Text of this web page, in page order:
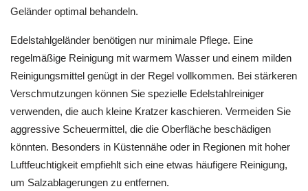
Geländer optimal behandeln.
Edelstahlgeländer benötigen nur minimale Pflege. Eine
regelmäßige Reinigung mit warmem Wasser und einem milden
Reinigungsmittel genügt in der Regel vollkommen. Bei stärkeren
Verschmutzungen können Sie spezielle Edelstahlreiniger
verwenden, die auch kleine Kratzer kaschieren. Vermeiden Sie
aggressive Scheuermittel, die die Oberfläche beschädigen
könnten. Besonders in Küstennähe oder in Regionen mit hoher
Luftfeuchtigkeit empfiehlt sich eine etwas häufigere Reinigung,
um Salzablagerungen zu entfernen.